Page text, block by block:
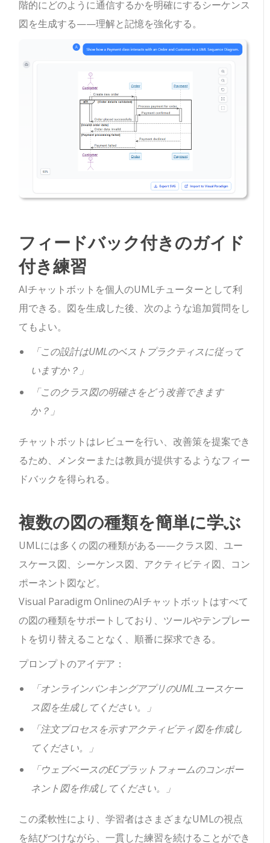
階的にどのように通信するかを明確にするシーケンス
図を生成する——理解と記憶を強化する。
フィードバック付きのガイド
付き練習
AIチャットボットを個人のUMLチューターとして利
用できる。図を生成した後、次のような追加質問をし
てもよい。
「この設計はUMLのベストプラクティスに従って
いますか？」
「このクラス図の明確さをどう改善できます
か？」
チャットボットはレビューを行い、改善策を提案でき
るため、メンターまたは教員が提供するようなフィー
ドバックを得られる。
複数の図の種類を簡単に学ぶ
UMLには多くの図の種類がある——クラス図、ユー
スケース図、シーケンス図、アクティビティ図、コン
ポーネント図など。
Visual Paradigm OnlineのAIチャットボットはすべて
の図の種類をサポートしており、ツールやテンプレー
トを切り替えることなく、順番に探求できる。
プロンプトのアイデア：
「オンラインバンキングアプリのUMLユースケー
ス図を生成してください。」
「注文プロセスを示すアクティビティ図を作成し
てください。」
「ウェブベースのECプラットフォームのコンポー
ネント図を作成してください。」
この柔軟性により、学習者はさまざまなUMLの視点
を結びつけながら、一貫した練習を続けることができ